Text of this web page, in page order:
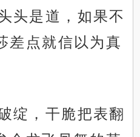
头是道，如果不
差点就信以为真
绽，干脆把表翻